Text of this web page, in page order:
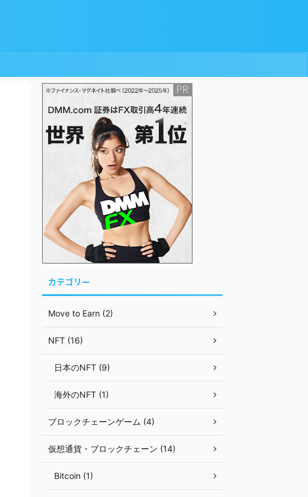
カテゴリー
Move to Earn (2)
NFT (16)
日本のNFT (9)
海外のNFT (1)
ブロックチェーンゲーム (4)
仮想通貨・ブロックチェーン (14)
Bitcoin (1)